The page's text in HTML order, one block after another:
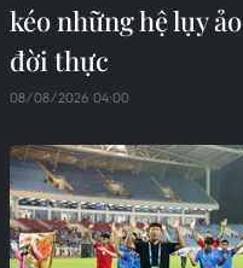
kéo những hệ lụy
đời thực
08/08/2026 04:00